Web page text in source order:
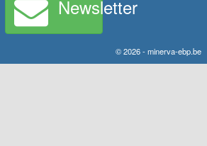
Newsletter
© 2026 - minerva-ebp.be